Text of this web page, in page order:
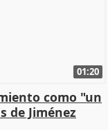
01:20
como "un
de Jiménez